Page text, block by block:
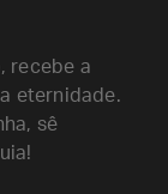
recebe a
eternidade.
sê